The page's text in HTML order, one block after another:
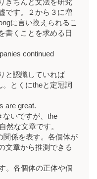
きちんと文法を研究
です。２から３に増
に言い換えられるこ
書くことを求める日
continued
と認識していれば
。とくにtheと定冠詞
are great.
ないですが、the
然な文章です。
関係を表す。各個体が
文章から推測できる
。各個体の正体や個